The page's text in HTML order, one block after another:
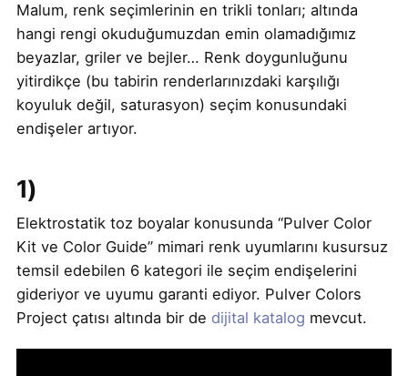
Malum, renk seçimlerinin en trikli tonları; altında
hangi rengi okuduğumuzdan emin olamadığımız
beyazlar, griler ve bejler… Renk doygunluğunu
yitirdikçe (bu tabirin renderlarınızdaki karşılığı
koyuluk değil, saturasyon) seçim konusundaki
endişeler artıyor.
1)
Elektrostatik toz boyalar konusunda “Pulver Color
Kit ve Color Guide” mimari renk uyumlarını kusursuz
temsil edebilen 6 kategori ile seçim endişelerini
gideriyor ve uyumu garanti ediyor. Pulver Colors
Project çatısı altında bir de dijital katalog mevcut.